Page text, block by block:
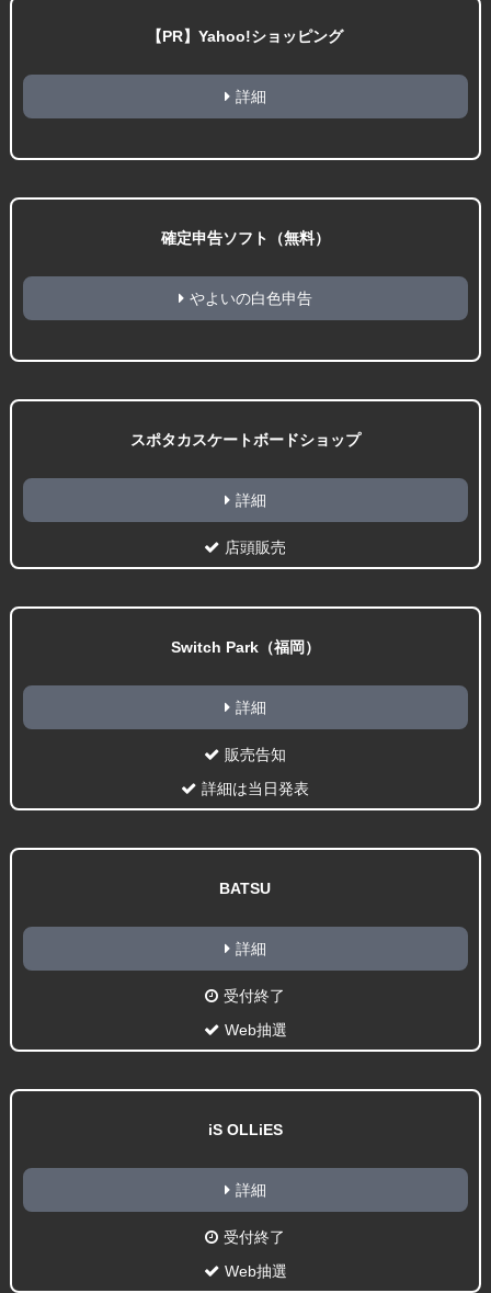
【PR】Yahoo!ショッピング
詳細
確定申告ソフト（無料）
やよいの白色申告
スポタカスケートボードショップ
詳細
店頭販売
Switch Park（福岡）
詳細
販売告知
詳細は当日発表
BATSU
詳細
受付終了
Web抽選
iS OLLiES
詳細
受付終了
Web抽選